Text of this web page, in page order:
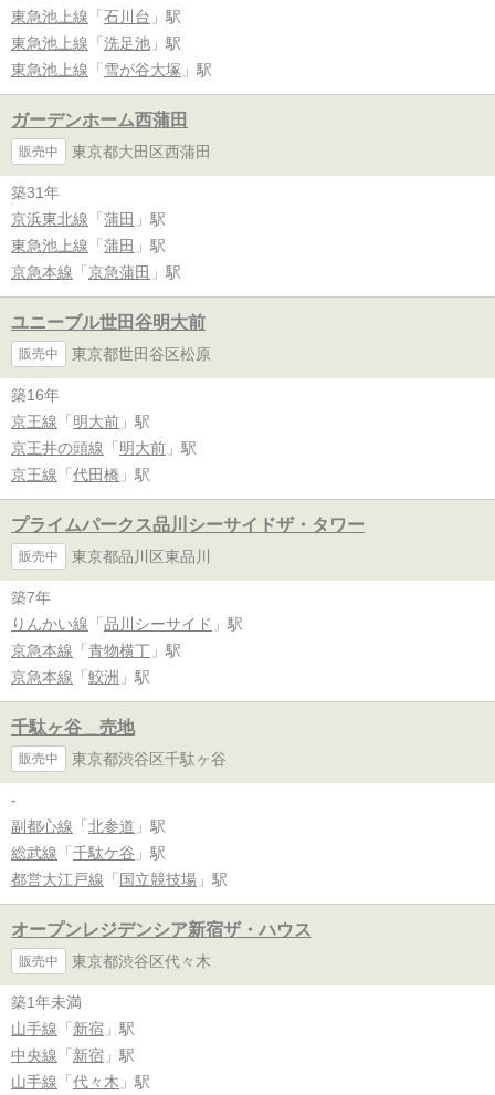
東急池上線 「 石川台 」駅
東急池上線 「 洗足池 」駅
東急池上線 「 雪が谷大塚 」駅
ガーデンホーム西蒲田
販売中 東京都大田区西蒲田
築31年
京浜東北線 「 蒲田 」駅
東急池上線 「 蒲田 」駅
京急本線 「 京急蒲田 」駅
ユニーブル世田谷明大前
販売中 東京都世田谷区松原
築16年
京王線 「 明大前 」駅
京王井の頭線 「 明大前 」駅
京王線 「 代田橋 」駅
プライムパークス品川シーサイドザ・タワー
販売中 東京都品川区東品川
築7年
りんかい線 「 品川シーサイド 」駅
京急本線 「 青物横丁 」駅
京急本線 「 鮫洲 」駅
千駄ヶ谷＿売地
販売中 東京都渋谷区千駄ヶ谷
-
副都心線 「 北参道 」駅
総武線 「 千駄ケ谷 」駅
都営大江戸線 「 国立競技場 」駅
オープンレジデンシア新宿ザ・ハウス
販売中 東京都渋谷区代々木
築1年未満
山手線 「 新宿 」駅
中央線 「 新宿 」駅
山手線 「 代々木 」駅